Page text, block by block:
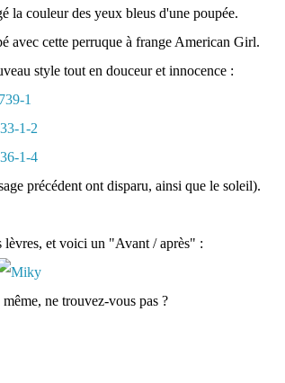
la couleur des yeux bleus d'une poupée.
avec cette perruque à frange American Girl.
style tout en douceur et innocence :
précédent ont disparu, ainsi que le soleil).
lèvres, et voici un "Avant / après" :
ne trouvez-vous pas ?